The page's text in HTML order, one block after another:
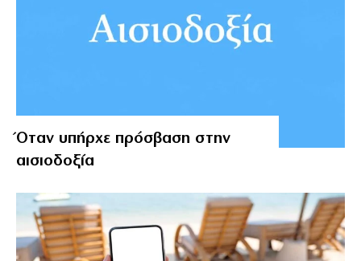
Όταν υπήρχε πρόσβαση στην
αισιοδοξία